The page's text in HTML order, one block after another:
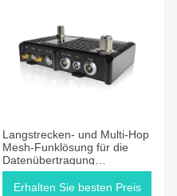
Langstrecken- und Multi-Hop
Mesh-Funklösung für die
Datenübertragung
unbemannter Systeme
Erhalten Sie besten Preis